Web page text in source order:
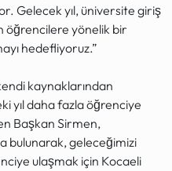
Gelecek yıl, üniversite giriş
öğrencilere yönelik bir
hedefliyoruz.”
kaynaklarından
yıl daha fazla öğrenciye
Başkan Sirmen,
bulunarak, geleceğimizi
ulaşmak için Kocaeli